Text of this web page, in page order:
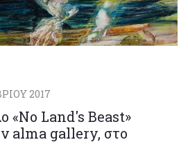
2017
«Nο Land's Beast»
alma gallery, στο